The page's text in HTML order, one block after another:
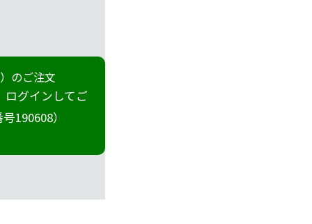
のご注文
ログインしてご
190608）